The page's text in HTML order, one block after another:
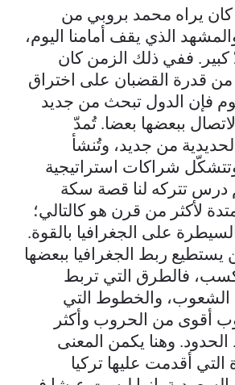
كان يراه محمد بروبي من
الذي يقف أمامنا اليوم،
كبير. ففي ذلك الزمن كان
قدرة القضبان على اختراق
فإن الدول تبحث من جديد
ببعضها بعضا. تُمدّ
من جديد، وتُنشأ
شراكات استراتيجية
درس تتركه لنا قصة سكة
لأكثر من قرن هو كالتالي؛
على الجغرافيا بالقوة.
يستطيع ربط الجغرافيا ببعضها
فالطرق التي تربط
الشعوب، والخطوط التي
أقوى من الحروب وأكثر
وهنا يكمن المعنى
أقدمت عليها تركيا